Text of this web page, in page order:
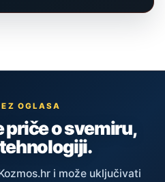
OGLASA
priče o svemiru,
i može uključivati